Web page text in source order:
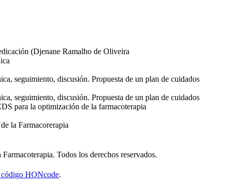
(Djenane Ramalho de Oliveira
seguimiento, discusión. Propuesta de un plan de cuidados
seguimiento, discusión. Propuesta de un plan de cuidados
para la optimización de la farmacoterapia
la Farmacorerapia
Todos los derechos reservados.
HONcode.